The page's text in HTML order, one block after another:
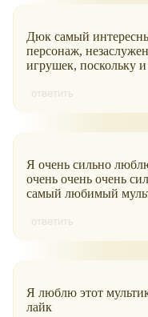
Дюк самый
персонаж,
игрушек, поскольку
ответить
Я очень сильно
очень очень очень
самый любимый
ответить
Я люблю этот
лайк